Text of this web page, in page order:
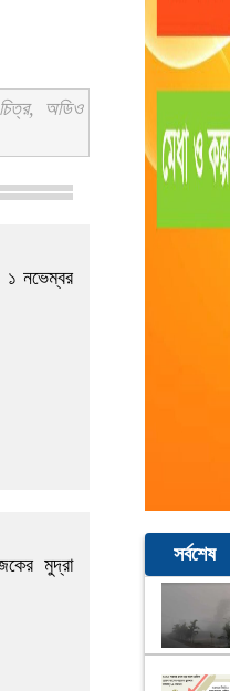
অডিও
১ নভেম্বর
মুদ্রা
সর্বশেষ